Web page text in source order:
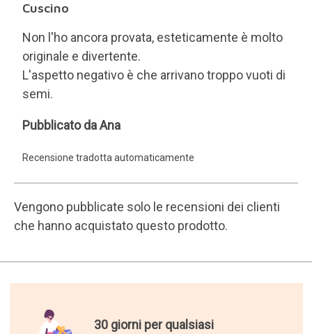
Cuscino
Non l'ho ancora provata, esteticamente è molto
originale e divertente.
L'aspetto negativo è che arrivano troppo vuoti di
semi.
Ana
Pubblicato da Ana
Recensione tradotta automaticamente
Vengono pubblicate solo le recensioni dei clienti
che hanno acquistato questo prodotto.
30 giorni per qualsiasi